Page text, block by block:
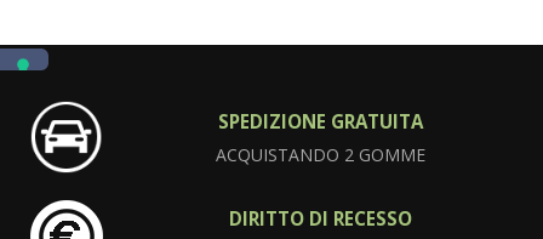
SPEDIZIONE GRATUITA
ACQUISTANDO 2 GOMME
DIRITTO DI RECESSO